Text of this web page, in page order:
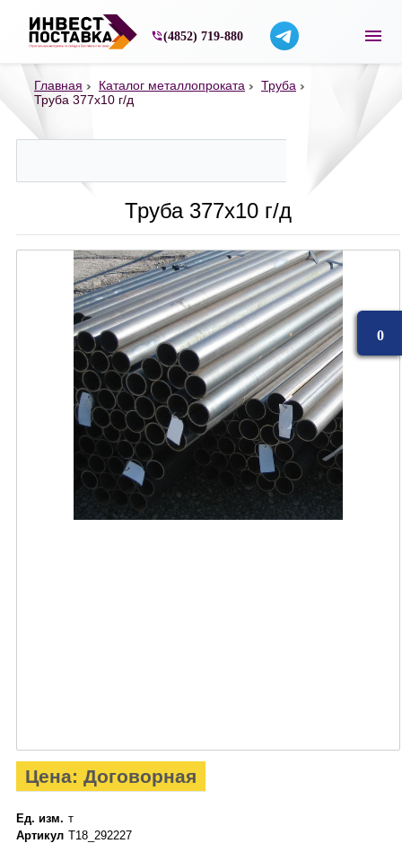
Строительные материалы со склада в
(4852) 719-880
Главная Каталог металлопроката
Труба
Труба 377х10 г/д
Труба 377х10 г/д
Цена: Договорная
Ед. изм. т
Артикул Т18_292227
0